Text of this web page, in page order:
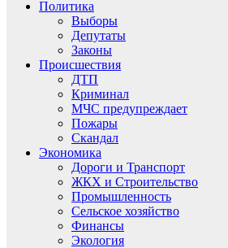
Политика
Выборы
Депутаты
Законы
Происшествия
ДТП
Криминал
МЧС предупреждает
Пожары
Скандал
Экономика
Дороги и Транспорт
ЖКХ и Строительство
Промышленность
Сельское хозяйство
Финансы
Экология